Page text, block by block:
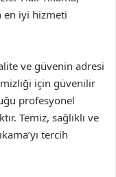
en iyi hizmeti
ve güvenin adresi
için güvenilir
profesyonel
Temiz, sağlıklı ve
tercih